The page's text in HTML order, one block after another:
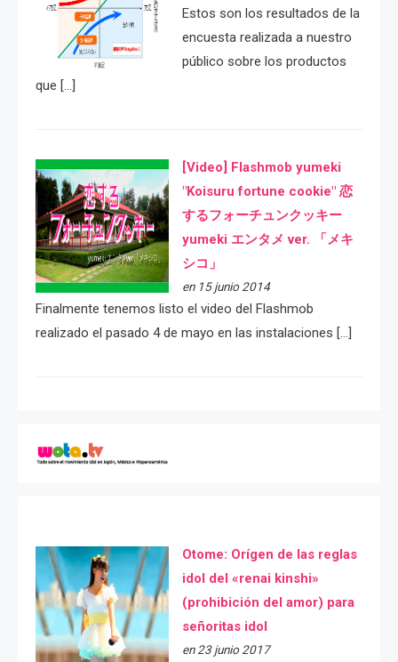
Estos son los resultados de la
encuesta realizada a nuestro
público sobre los productos
que […]
[Video] Flashmob yumeki
"Koisuru fortune cookie" 恋
するフォーチュンクッキー
yumeki エンタメ ver. 「メキ
シコ」
en 15 junio 2014
Finalmente tenemos listo el video del Flashmob
realizado el pasado 4 de mayo en las instalaciones […]
Otome: Orígen de las reglas
idol del «renai kinshi»
(prohibición del amor) para
señoritas idol
en 23 junio 2017